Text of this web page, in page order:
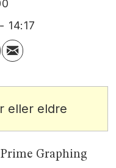
14:17
eller eldre
Graphing